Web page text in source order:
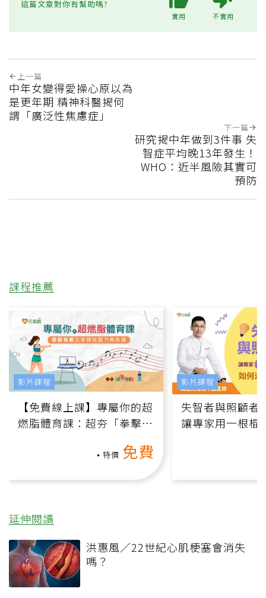
這篇文章對你有幫助嗎?
實用 不實用
上一篇
中年女變得愛操心原以為
是更年期 精神科醫揭何
謂「廣泛性焦慮症」
下一篇
研究揭中年做到3件事 失
智症平均晚13年發生！
WHO：近半風險其實可
預防
課程推薦
【免費線上課】專屬你的超
燃脂體育課：超夯「拳擊有
特價 免費
影片課程
失智者與照顧者
讓專家用一根棍
影片課程
延伸閱讀
洪惠風／22世紀心肌梗塞會消失
嗎？